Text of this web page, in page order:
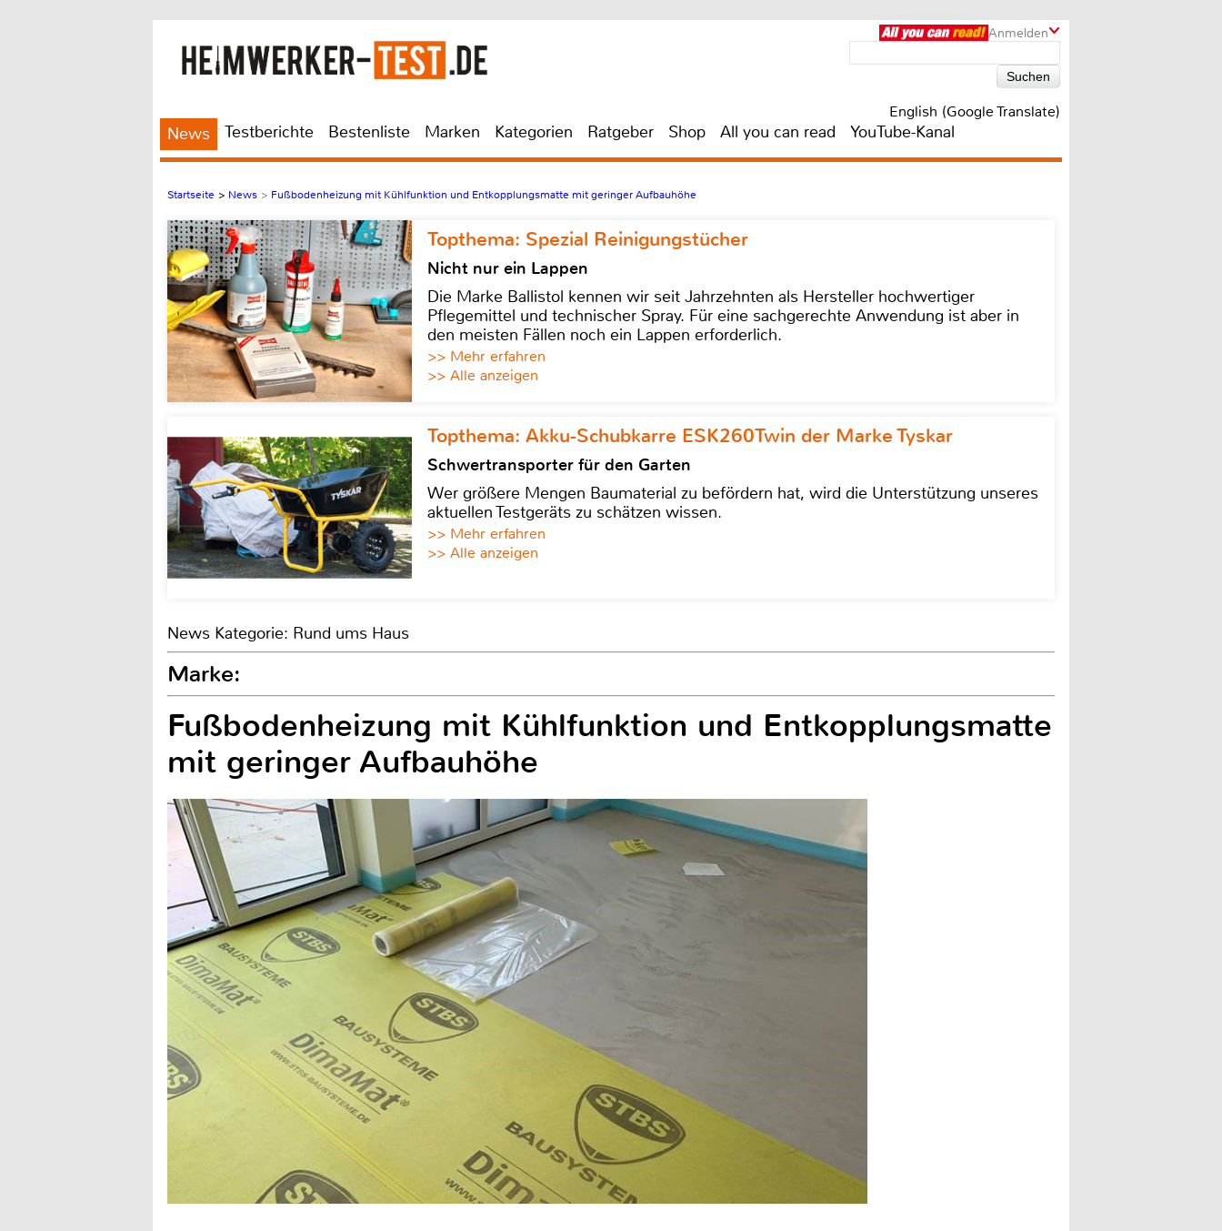
Anmelden
English (Google Translate)
News Testberichte Bestenliste Marken Kategorien Ratgeber Shop All you can read YouTube-Kanal
Startseite > News > Fußbodenheizung mit Kühlfunktion und Entkopplungsmatte mit geringer Aufbauhöhe
Topthema: Spezial Reinigungstücher
Nicht nur ein Lappen
Die Marke Ballistol kennen wir seit Jahrzehnten als Hersteller hochwertiger
Pflegemittel und technischer Spray. Für eine sachgerechte Anwendung ist aber in
den meisten Fällen noch ein Lappen erforderlich.
>> Mehr erfahren
>> Alle anzeigen
Topthema: Akku-Schubkarre ESK260Twin der Marke Tyskar
Schwertransporter für den Garten
Wer größere Mengen Baumaterial zu befördern hat, wird die Unterstützung unseres
aktuellen Testgeräts zu schätzen wissen.
>> Mehr erfahren
>> Alle anzeigen
News Kategorie: Rund ums Haus
Marke:
Fußbodenheizung mit Kühlfunktion und Entkopplungsmatte
mit geringer Aufbauhöhe